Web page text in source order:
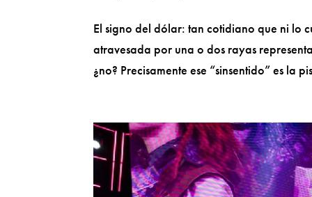
El signo del dólar: tan cotidiano que ni lo
atravesada por una o dos rayas
¿no? Precisamente ese “sinsentido” es la